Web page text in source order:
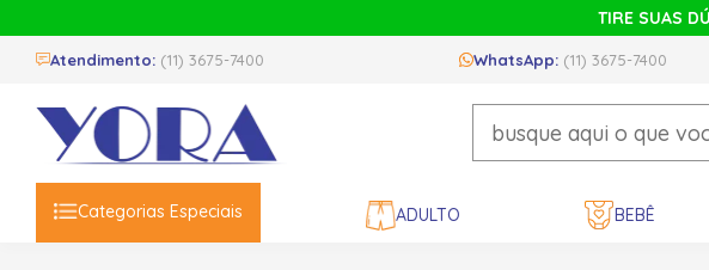
TIRE SUAS
Atendimento: (11) 3675-7400 WhatsApp: (11) 3675-7400
Categorias Especiais ADULTO BEBÊ